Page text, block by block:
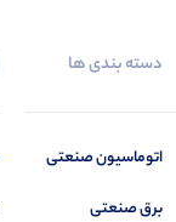
دسته بندی ها
اتوماسیون صنعتی
برق صنعتی